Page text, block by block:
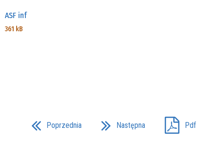
ASF inf
361 kB
Poprzednia Następna Pdf